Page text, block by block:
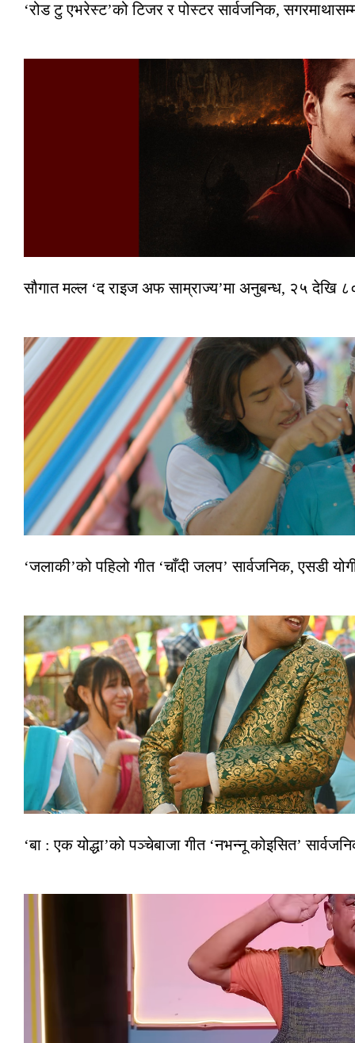
‘रोड टु एभरेस्ट’को टिजर र पोस्टर सार्वजनिक,
सौगात मल्ल ‘द राइज अफ साम्राज्य’मा अनुबन्ध, २५ देखि
‘जलाकी’को पहिलो गीत ‘चाँदी जलप’ सार्वजनिक, एसडी
‘बा : एक योद्धा’को पञ्चेबाजा गीत ‘नभन्नू कोइसित’